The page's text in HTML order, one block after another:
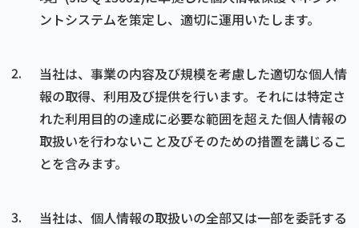
ントシステムを策定し、適切に運用いたします。
2.
当社は、事業の内容及び規模を考慮した適切な個人情
報の取得、利用及び提供を行います。それには特定さ
れた利用目的の達成に必要な範囲を超えた個人情報の
取扱いを行わないこと及びそのための措置を講じるこ
とを含みます。
3.
当社は、個人情報の取扱いの全部又は一部を委託する